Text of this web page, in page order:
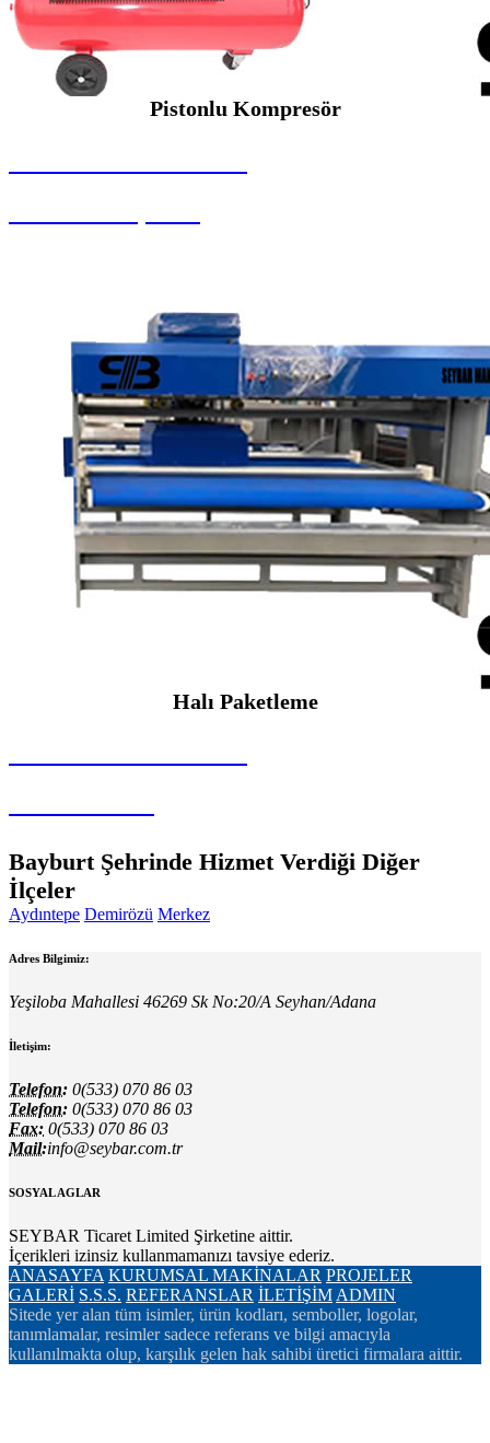
Pistonlu Kompresör
Halı Paketleme
Bayburt Şehrinde Hizmet Verdiği Diğer
İlçeler
Aydıntepe Demirözü Merkez
Adres Bilgimiz:
Yeşiloba Mahallesi 46269 Sk No:20/A Seyhan/Adana
İletişim:
Telefon: 0(533) 070 86 03
Telefon: 0(533) 070 86 03
Fax: 0(533) 070 86 03
Mail:info@seybar.com.tr
SOSYAL AGLAR
SEYBAR Ticaret Limited Şirketine aittir.
İçerikleri izinsiz kullanmamanızı tavsiye ederiz.
ANASAYFA KURUMSAL MAKİNALAR PROJELER
GALERİ S.S.S. REFERANSLAR İLETİŞİM ADMIN
Sitede yer alan tüm isimler, ürün kodları, semboller, logolar,
tanımlamalar, resimler sadece referans ve bilgi amacıyla
kullanılmakta olup, karşılık gelen hak sahibi üretici firmalara aittir.